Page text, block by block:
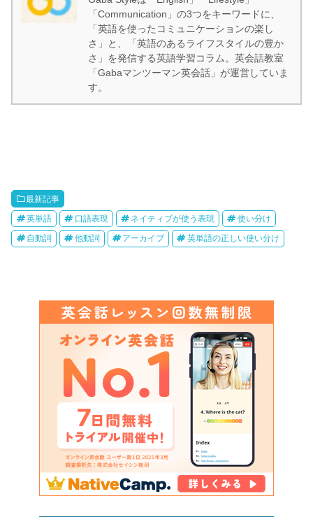
「Communication」の3つをキーワードに、
「英語を使ったコミュニケーションの楽し
さ」と、「英語のあるライフスタイルの豊か
さ」を発信する英語学習コラム。英会話教室
「Gabaマンツーマン英会話」が運営していま
す。
最新記事
英単語 口語表現 ネイティブが使う表現 使い分け
自動詞 他動詞 アーカイブ 英単語の正しい使い分け